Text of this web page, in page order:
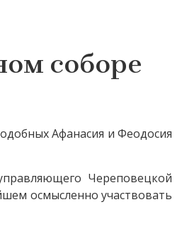
соборе
Афанасия и Феодосия
Череповецкой
осмысленно участвовать